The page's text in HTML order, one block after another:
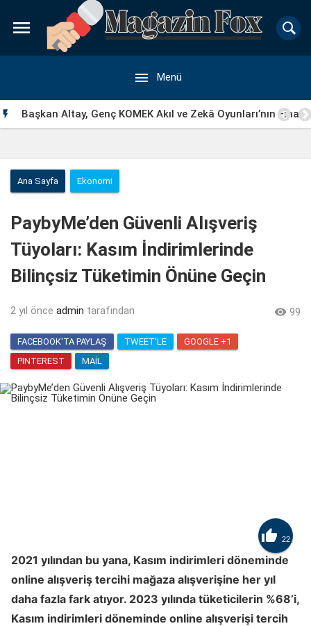

 Menü
 Başkan Altay, Genç KOMEK Akıl ve Zekâ Oyunları’nın Final
Ana Sayfa Ekonomi
PaybyMe’den Güvenli Alışveriş
Tüyoları: Kasım İndirimlerinde
Bilinçsiz Tüketimin Önüne Geçin
2 yıl önce admin tarafından  99
FACEBOOK'TA PAYLAŞ TWEET'LE
GOOGLE +1
PINTEREST
MAIL
 22
2021 yılından bu yana, Kasım indirimleri döneminde
online alışveriş tercihi mağaza alışverişine her yıl
daha fazla fark atıyor. 2023 yılında tüketicilerin %68’i,
Kasım indirimleri döneminde online alışverişi tercih